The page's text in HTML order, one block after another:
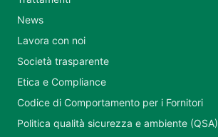
News
Lavora con noi
Società trasparente
Etica e Compliance
Codice di Comportamento per i Fornitori
Politica qualità sicurezza e ambiente (QSA)